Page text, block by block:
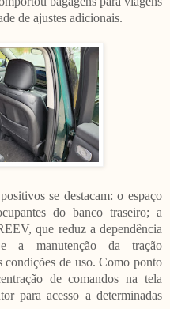
de ajustes adicionais.
se destacam: o espaço
do banco traseiro; a
que reduz a dependência
a manutenção da tração
condições de uso. Como ponto
de comandos na tela
para acesso a determinadas